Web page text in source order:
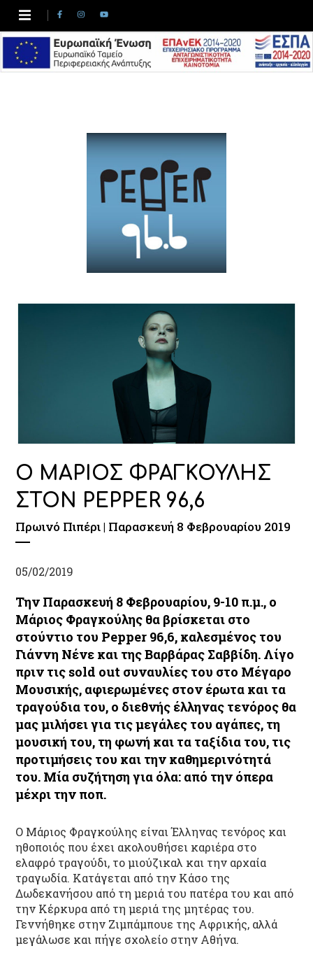
Ο ΜΑΡΙΟΣ ΦΡΑΓΚΟΥΛΗΣ
ΣΤΟΝ PEPPER 96,6
Πρωινό Πιπέρι | Παρασκευή 8 Φεβρουαρίου 2019
05/02/2019
Την Παρασκευή 8 Φεβρουαρίου, 9-10 π.μ., ο
Μάριος Φραγκούλης θα βρίσκεται στο
στούντιο του Pepper 96,6, καλεσμένος του
Γιάννη Νένε και τηςΒαρβάρας Σαββίδη. Λίγο
πριν τις sold out συναυλίες του στο Μέγαρο
Μουσικής, αφιερωμένες στον έρωτα και τα
τραγούδια του, ο διεθνής έλληνας τενόρος θα
μας μιλήσει για τις μεγάλες του αγάπες, τη
μουσική του, τη φωνή και τα ταξίδια του, τις
προτιμήσεις του και την καθημερινότητά
του. Μία συζήτηση για όλα: από την όπερα
μέχρι την ποπ.
Ο Μάριος Φραγκούλης είναι Έλληνας τενόρος και
ηθοποιός που έχει ακολουθήσει καριέρα στο
ελαφρό τραγούδι, το μιούζικαλ και την αρχαία
τραγωδία. Κατάγεται από την Κάσο της
Δωδεκανήσου από τη μεριά του πατέρα του και από
την Κέρκυρα από τη μεριά της μητέρας του.
Γεννήθηκε στην Ζιμπάμπουε της Αφρικής, αλλά
μεγάλωσε και πήγε σχολείο στην Αθήνα.